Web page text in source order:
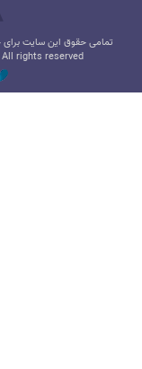
تمامی حقوق این سایت برای
rights reserved